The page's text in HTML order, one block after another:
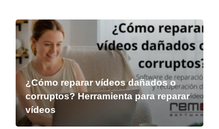
¿Cómo reparar vídeos dañados o
corruptos? Herramienta para reparar
vídeos